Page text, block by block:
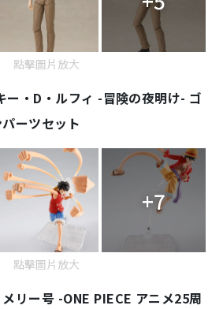
點擊圖片放大
ー・D・ルフィ -冒険の夜明け- ゴ
ーツセット
+7
點擊圖片放大
リー号 -ONE PIECE アニメ25周